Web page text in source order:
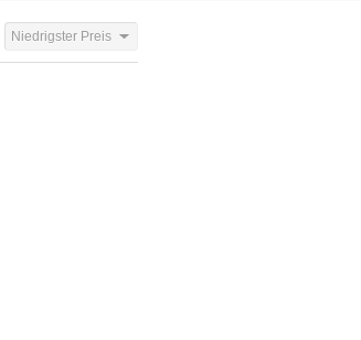
Niedrigster Preis